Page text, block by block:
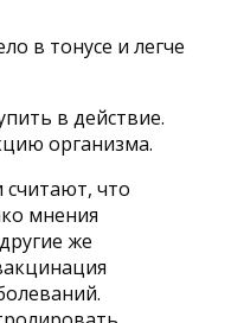
в тонусе и легче
в действие.
организма.
что
мнения
же